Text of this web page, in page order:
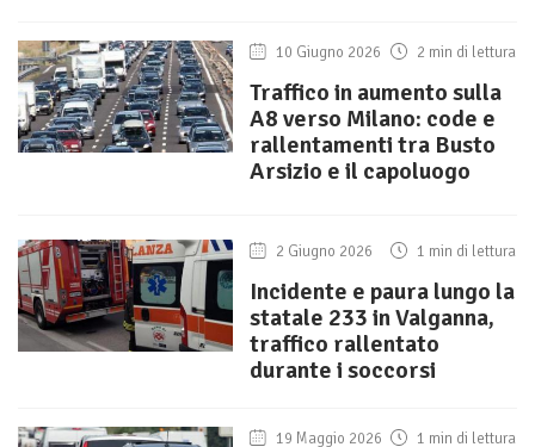
10 Giugno 2026 2 min di lettura
Traffico in aumento sulla
A8 verso Milano: code e
rallentamenti tra Busto
Arsizio e il capoluogo
2 Giugno 2026 1 min di lettura
Incidente e paura lungo la
statale 233 in Valganna,
traffico rallentato
durante i soccorsi
19 Maggio 2026 1 min di lettura